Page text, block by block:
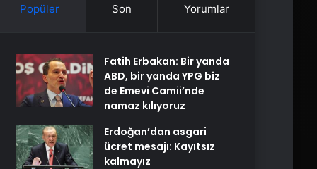
Popüler Son Yorumlar
Fatih Erbakan: Bir yanda
ABD, bir yanda YPG biz
de Emevi Camii’nde
namaz kılıyoruz
Erdoğan’dan asgari
ücret mesajı: Kayıtsız
kalmayız